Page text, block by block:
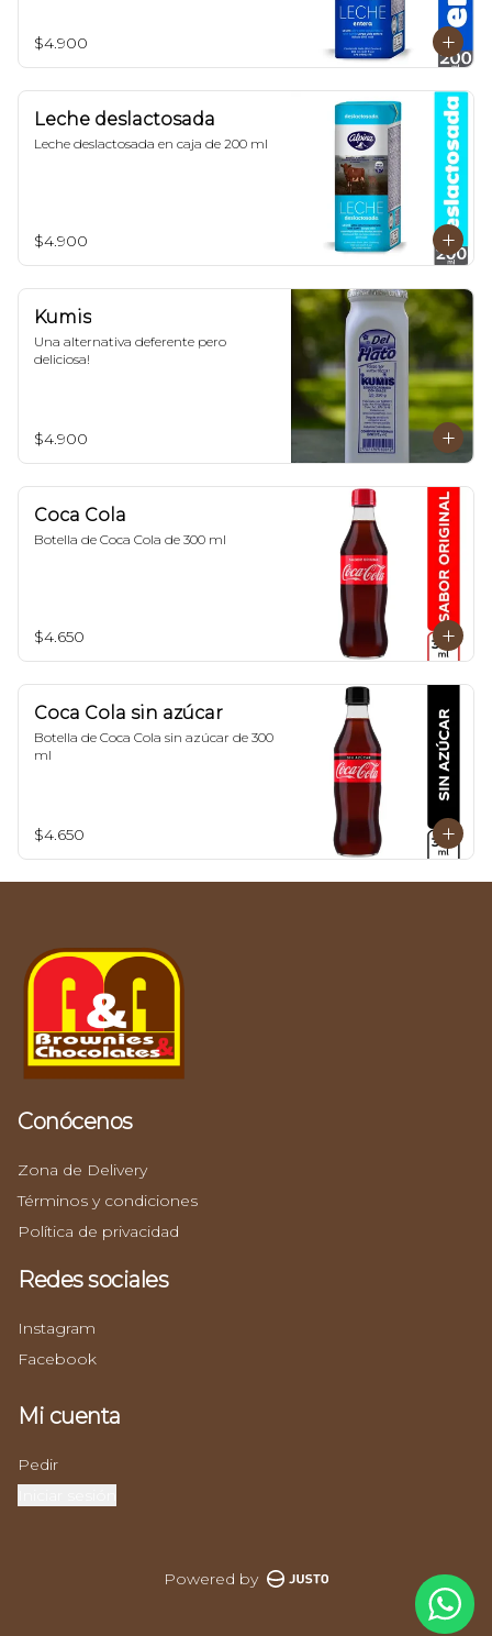
$4.900
Leche deslactosada
Leche deslactosada en caja de 200 ml
$4.900
Kumis
Una alternativa deferente pero
deliciosa!
$4.900
Coca Cola
Botella de Coca Cola de 300 ml
$4.650
Coca Cola sin azúcar
Botella de Coca Cola sin azúcar de 300
ml
$4.650
Conócenos
Zona de Delivery
Términos y condiciones
Política de privacidad
Redes sociales
Instagram
Facebook
Mi cuenta
Pedir
Powered by